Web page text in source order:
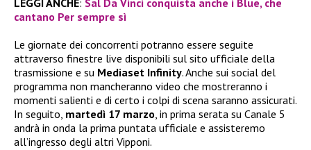
LEGGI ANCHE: Sal Da Vinci conquista anche i Blue, che
cantano Per sempre sì
Le giornate dei concorrenti potranno essere seguite
attraverso finestre live disponibili sul sito ufficiale della
trasmissione e su Mediaset Infinity. Anche sui social del
programma non mancheranno video che mostreranno i
momenti salienti e di certo i colpi di scena saranno assicurati.
In seguito, martedì 17 marzo, in prima serata su Canale 5
andrà in onda la prima puntata ufficiale e assisteremo
all’ingresso degli altri Vipponi.